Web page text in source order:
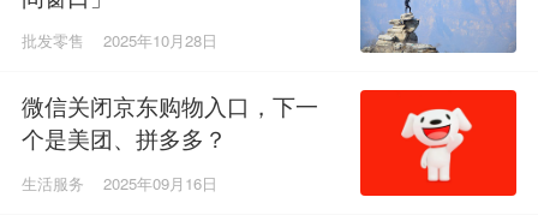
批发零售 2025年10月28日
微信关闭京东购物入口，下一
个是美团、拼多多？
生活服务 2025年09月16日